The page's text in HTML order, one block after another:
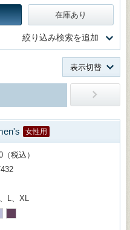
在庫あり
絞り込み検索を追加
表示切替
女性用
税込）
L、XL